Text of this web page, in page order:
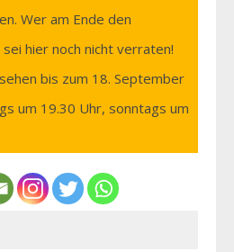
Wer am Ende den
hier noch nicht verraten!
bis zum 18. September
um 19.30 Uhr, sonntags um